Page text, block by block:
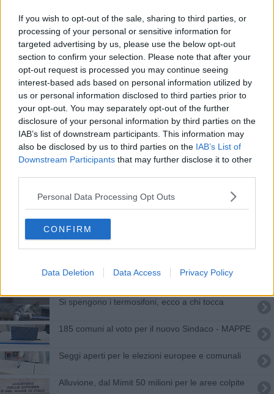
If you wish to opt-out of the sale, sharing to third parties, or
processing of your personal or sensitive information for
targeted advertising by us, please use the below opt-out
section to confirm your selection. Please note that after your
opt-out request is processed you may continue seeing
interest-based ads based on personal information utilized by
us or personal information disclosed to third parties prior to
your opt-out. You may separately opt-out of the further
disclosure of your personal information by third parties on the
IAB’s list of downstream participants. This information may
also be disclosed by us to third parties on the IAB’s List of
Downstream Participants that may further disclose it to other
Personal Data Processing Opt Outs
CONFIRM
Data Deletion Data Access Privacy Policy
Cultura della prevenzione, Prato si tinge di rosa
Scarti tessili senza autorizzazione, 3 denunce
Giuseppe, ultima vittima di una strage senza fine
Raddoppio, stop treni su Firenze Pistoia
Viareggio
Maxi incidente in A11, un ferito e code di
chilometri
Aprono le porte 120 dimore storiche toscane
Agricosmetica o formaggi sul mare, assegnati gli
Che fare in caso di emergenza? Lo insegnano
900 volontari
Riscaldamento, le date di accensione Comune
Inquinamento, che aria tira nelle città toscane
Si spengono i termosifoni, ecco a chi tocca
185 comuni al voto per il nuovo Sindaco - MAPPE
Seggi aperti per le elezioni europee e comunali
Alluvione, dal Mimit 50 milioni per le aree colpite